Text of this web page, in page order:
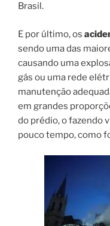
Brasil.
E por último, os
sendo uma das
causando uma
gás ou uma rede
manutenção
em grandes
do prédio, o fazendo
pouco tempo, como